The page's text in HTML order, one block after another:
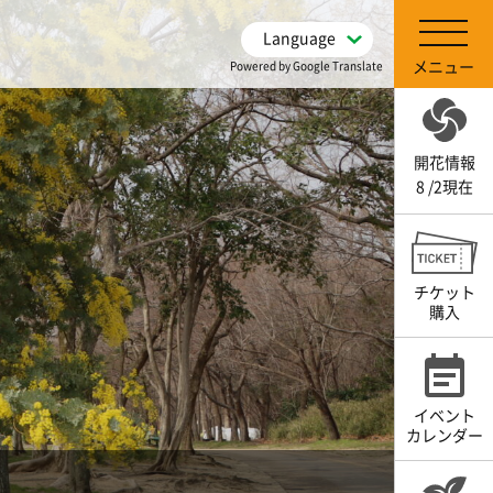
Language
Powered by Google Translate
開花情報
8 /2現在
チケット
購入
イベント
カレンダー
メニュー